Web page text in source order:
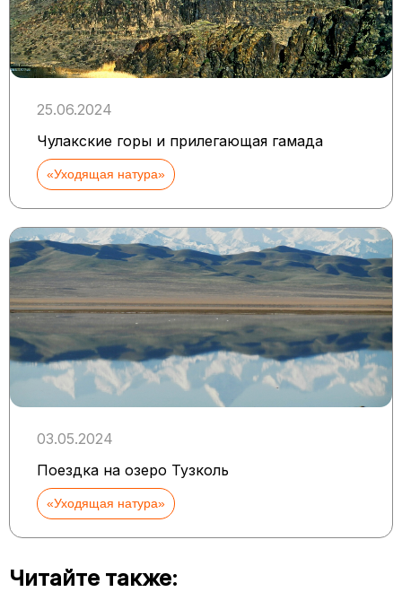
25.06.2024
Чулакские горы и прилегающая гамада
«Уходящая натура»
03.05.2024
Поездка на озеро Тузколь
«Уходящая натура»
Читайте также: